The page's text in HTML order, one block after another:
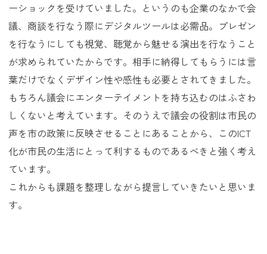
ーショックを受けていました。というのも企業のなかで会
議、商談を行なう際にデジタルツールは必需品。プレゼン
を行なうにしても視覚、聴覚から魅せる演出を行なうこと
が求められていたからです。相手に納得してもらうには言
葉だけでなくデザイン性や感性も必要とされてきました。
もちろん議会にエンターテイメントを持ち込むのはふさわ
しくないと考えています。そのうえで議会の役割は市民の
声を市の政策に反映させることにあることから、このICT
化が市民の生活にとって利するものであるべきと強く考え
ています。
これからも課題を整理しながら提言していきたいと思いま
す。